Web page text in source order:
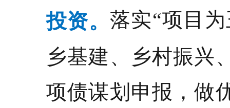
投资。 落实“项目
乡基建、乡村振兴
项债谋划申报，做